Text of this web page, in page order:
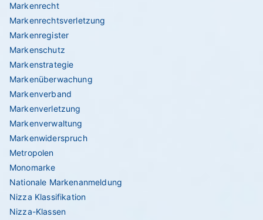
Markenrecht
Markenrechtsverletzung
Markenregister
Markenschutz
Markenstrategie
Markenüberwachung
Markenverband
Markenverletzung
Markenverwaltung
Markenwiderspruch
Metropolen
Monomarke
Nationale Markenanmeldung
Nizza Klassifikation
Nizza-Klassen